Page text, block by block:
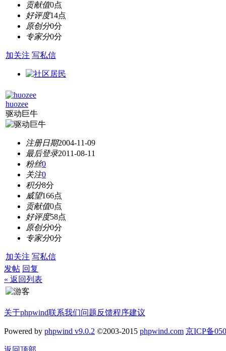
贡献值0点
好评度14点
原创分0分
专家分0分
加关注 写私信
huozee
驱动巨牛
注册日期2004-11-09
最后登录2011-08-11
粉丝0
关注0
积分8分
威望166点
贡献值0点
好评度58点
原创分0分
专家分0分
加关注 写私信
发帖 回复
« 返回列表
关于phpwind联系我们问题反馈程序建议
Powered by phpwind v9.0.2 ©2003-2015 phpwind.com 京ICP备